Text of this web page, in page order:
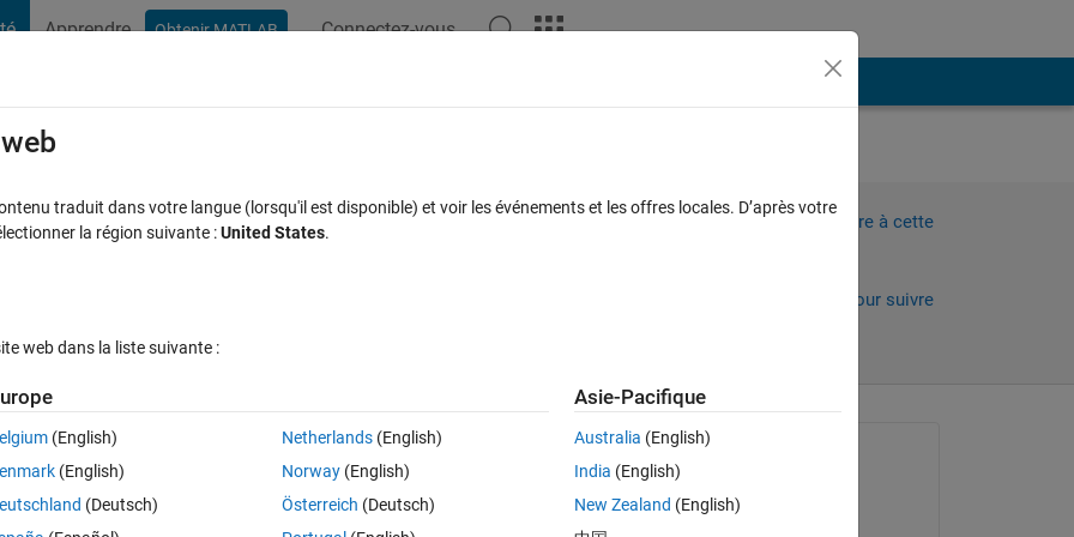
Apprendre Obtenir MATLAB Connectez-vous
level expressions. It appears to be a
'Recursive Least Squares
24, c
19 Mar 2024 6 Vues (30 jours)
Connectez-vous pour répondre à cette
Connectez-vous pour suivre
le 12 Mar 2024
traduit dans votre langue (lorsqu'il est disponible) et voir les événements et les offres locales. D’après votre
la région suivante :United States.
web dans la liste suivante :
(English)
(English)
(Deutsch)
Netherlands(English)
Norway(English)
Österreich (Deutsch)
Asie-Pacifique
Australia (English)
India (English)
New Zealand (English)